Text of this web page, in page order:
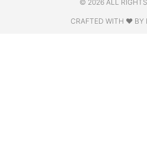
© 2026 ALL RIGHTS
CRAFTED WITH ❤ BY